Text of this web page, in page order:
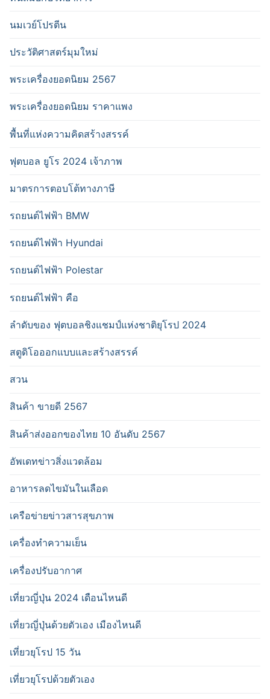
นมเวย์โปรตีน
ประวัติศาสตร์มุมใหม่
พระเครื่องยอดนิยม 2567
พระเครื่องยอดนิยม ราคาแพง
พื้นที่แห่งความคิดสร้างสรรค์
ฟุตบอล ยูโร 2024 เจ้าภาพ
มาตรการตอบโต้ทางภาษี
รถยนต์ไฟฟ้า BMW
รถยนต์ไฟฟ้า Hyundai
รถยนต์ไฟฟ้า Polestar
รถยนต์ไฟฟ้า คือ
ลำดับของ ฟุตบอลชิงแชมป์แห่งชาติยุโรป 2024
สตูดิโอออกแบบและสร้างสรรค์
สวน
สินค้า ขายดี 2567
สินค้าส่งออกของไทย 10 อันดับ 2567
อัพเดทข่าวสิ่งแวดล้อม
อาหารลดไขมันในเลือด
เครือข่ายข่าวสารสุขภาพ
เครื่องทำความเย็น
เครื่องปรับอากาศ
เที่ยวญี่ปุ่น 2024 เดือนไหนดี
เที่ยวญี่ปุ่นด้วยตัวเอง เมืองไหนดี
เที่ยวยุโรป 15 วัน
เที่ยวยุโรปด้วยตัวเอง